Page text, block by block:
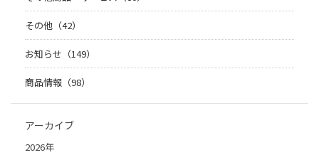
その他（42）
お知らせ（149）
商品情報（98）
アーカイブ
2026年